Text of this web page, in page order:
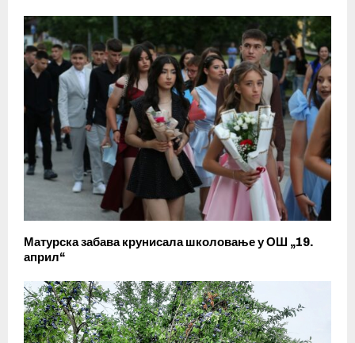
Матурска забава крунисала школовање у ОШ „19.
април“